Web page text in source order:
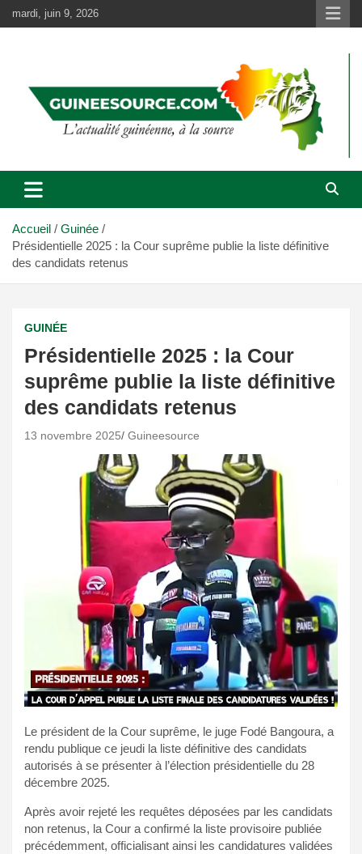
au
mardi, juin 9, 2026
Accueil
Guinée
Présidentielle 2025 : la Cour suprême publie la liste définitive
des candidats retenus
GUINÉE
Présidentielle 2025 : la Cour
suprême publie la liste définitive
des candidats retenus
13 novembre 2025 Guineesource
Le président de la Cour suprême, le juge Fodé Bangoura, a
rendu publique ce jeudi la liste définitive des candidats
autorisés à se présenter à l’élection présidentielle du 28
décembre 2025.
Après avoir rejeté les requêtes déposées par les candidats
non retenus, la Cour a confirmé la liste provisoire publiée
précédemment, officialisant ainsi les candidatures validées